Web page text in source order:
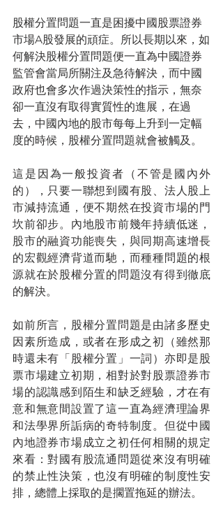
股權分置問題一直是困擾中國股票證券
市場A股發展的頑症。所以長期以來，如
何解決股權分置問題便一直為中國證券
監管會當局所關注及急待解決，而中國
政府也會多次作過決策性的指示，無奈
卻一直沒有取得實質性的進展，在過
去，中國內地的股市每每上升到一定幅
度的時候，股權分置問題就會被觸及。
這是因為一般投資者（不管是國內外
的），只要一聯想到國有股、法人股上
市減持流通，便不期然在投資市場的門
坎前卻步。內地股市前幾年持續低迷，
股市的融資功能喪失，與同期高速增長
的宏觀經濟背道而馳，而種種問題的根
源就在於股權分置的問題沒有得到徹底
的解決。
如前所言，股權分置問題是由諸多歷史
因素所造成，或者在形成之初（雖然那
時還未有「股權分置」一詞）亦即是股
票市場建立初期，相對於對股票證券市
場的認識感到陌生和缺乏經驗，才在有
意和無意間設置了這一直為經濟理論界
和法學界所詬病的奇特制度。但從中國
內地證券市場成立之初任何相關的規定
來看：對國有股流通問題從來沒有明確
的禁止性決策，也沒有明確的制度性安
排，總體上採取的是擱置拖延的辦法。